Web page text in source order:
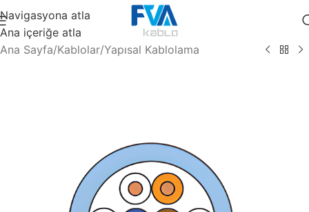
Navigasyona atla
Ana içeriğe atla
Ana Sayfa/Kablolar/Yapısal Kablolama